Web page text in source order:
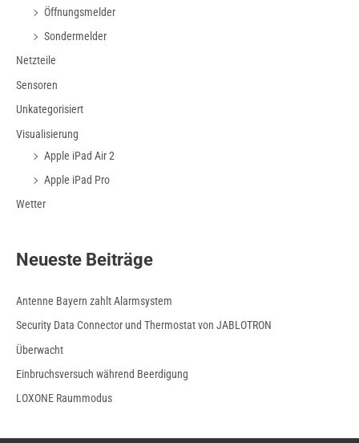
Öffnungsmelder
Sondermelder
Netzteile
Sensoren
Unkategorisiert
Visualisierung
Apple iPad Air 2
Apple iPad Pro
Wetter
Neueste Beiträge
Antenne Bayern zahlt Alarmsystem
Security Data Connector und Thermostat von JABLOTRON
Überwacht
Einbruchsversuch während Beerdigung
LOXONE Raummodus